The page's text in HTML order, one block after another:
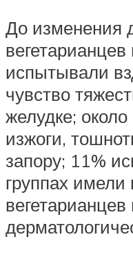
До изменения
испытывали
чувство
желудке;
изжоги,
запору; 11%
группах имели